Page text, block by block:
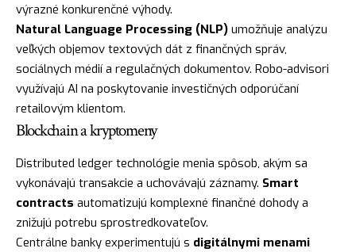
výrazné konkurenčné výhody.
Natural Language Processing (NLP) umožňuje analýzu
veľkých objemov textových dát z finančných správ,
sociálnych médií a regulačných dokumentov. Robo-advisori
využívajú AI na poskytovanie investičných odporúčaní
retailovým klientom.
Blockchain a kryptomeny
Distributed ledger technológie menia spôsob, akým sa
vykonávajú transakcie a uchovávajú záznamy. Smart
contracts automatizujú komplexné finančné dohody a
znižujú potrebu sprostredkovateľov.
Centrálne banky experimentujú s digitálnymi menami